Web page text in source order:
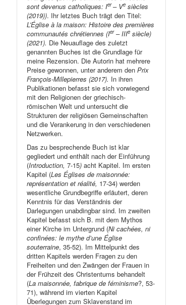
sont devenus catholiques: Ier– Ve siècles
(2019)). Ihr letztes Buch trägt den Titel:
L’Église à la maison: Histoire des premières
communautés chrétiennes (Ier– IIIe siècle)
(2021). Die Neuauflage des zuletzt
genannten Buches ist die Grundlage für
meine Rezension. Die Autorin hat mehrere
Preise gewonnen, unter anderem denPrix
François-Millepierres (2017). In ihren
Publikationen befasst sie sich vorwiegend
mit den Religionen der griechisch-
römischen Welt und untersucht die
Strukturen der religiösen Gemeinschaften
und die Verankerung in den verschiedenen
Netzwerken.
Das zu besprechende Buch ist klar
gegliedert und enthält nach der Einführung
(Introduction,7-15)acht Kapitel. Im ersten
Kapitel (Les Églises de maisonnée:
représentation et réalité, 17-34) werden
wesentliche Grundbegriffe erläutert, deren
Kenntnis für das Verständnis der
Darlegungen unabdingbar sind. Im zweiten
Kapitel befasst sich B. mit dem Mythos
einer Kirche im Untergrund (Ni cachées, ni
confinées: le mythe d’une Église
souterraine, 35-52). Im Mittelpunkt des
dritten Kapitels werden Fragen zu den
Freiheiten und den Zwängen der Frauen in
der Frühzeit des Christentums behandelt
(La maisonnée, fabrique de féminisme?, 53-
71), während im vierten Kapitel
Überlegungen zum Sklavenstand im